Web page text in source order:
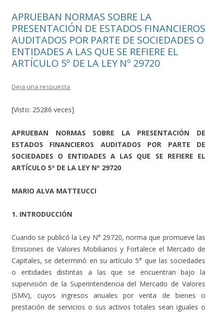
k r
APRUEBAN NORMAS SOBRE LA
PRESENTACIÓN DE ESTADOS FINANCIEROS
AUDITADOS POR PARTE DE SOCIEDADES O
ENTIDADES A LAS QUE SE REFIERE EL
ARTÍCULO 5º DE LA LEY Nº 29720
Deja una respuesta
[Visto: 25286 veces]
APRUEBAN NORMAS SOBRE LA PRESENTACIÓN DE
ESTADOS FINANCIEROS AUDITADOS POR PARTE DE
SOCIEDADES O ENTIDADES A LAS QUE SE REFIERE EL
ARTÍCULO 5º DE LA LEY Nº 29720
MARIO ALVA MATTEUCCI
1. INTRODUCCIÓN
Cuando se publicó la Ley N° 29720, norma que promueve las
Emisiones de Valores Mobiliarios y Fortalece el Mercado de
Capitales, se determinó en su artículo 5° que las sociedades
o entidades distintas a las que se encuentran bajo la
supervisión de la Superintendencia del Mercado de Valores
(SMV), cuyos ingresos anuales por venta de bienes o
prestación de servicios o sus activos totales sean iguales o